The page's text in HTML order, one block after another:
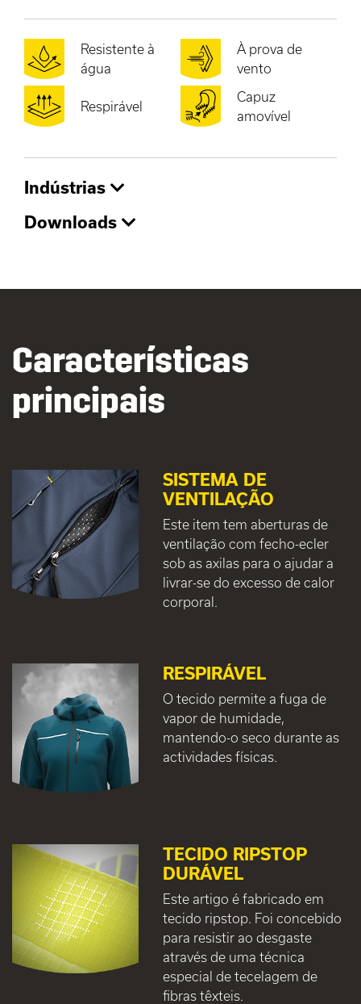
Resistente à
água
À prova de
vento
Respirável
Capuz
amovível
Indústrias
Downloads
Características
principais
SISTEMA DE
VENTILAÇÃO
Este item tem aberturas de
ventilação com fecho-ecler
sob as axilas para o ajudar a
livrar-se do excesso de calor
corporal.
RESPIRÁVEL
O tecido permite a fuga de
vapor de humidade,
mantendo-o seco durante as
actividades físicas.
TECIDO RIPSTOP
DURÁVEL
Este artigo é fabricado em
tecido ripstop. Foi concebido
para resistir ao desgaste
através de uma técnica
especial de tecelagem de
fibras têxteis.